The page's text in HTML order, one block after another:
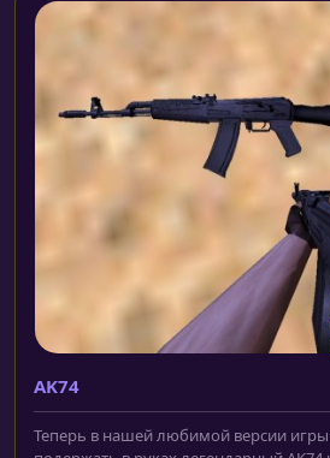
AK74
Теперь в нашей любимой версии игры